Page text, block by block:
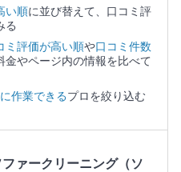
い順に並び替えて、口コミ評
る
ミ評価が高い順や口コミ件数
金やページ内の情報を比べて
作業できるプロを絞り込む
ァークリーニング（ソ